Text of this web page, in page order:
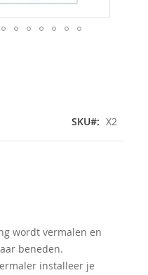
SKU X2
wordt vermalen en
beneden.
installeer je